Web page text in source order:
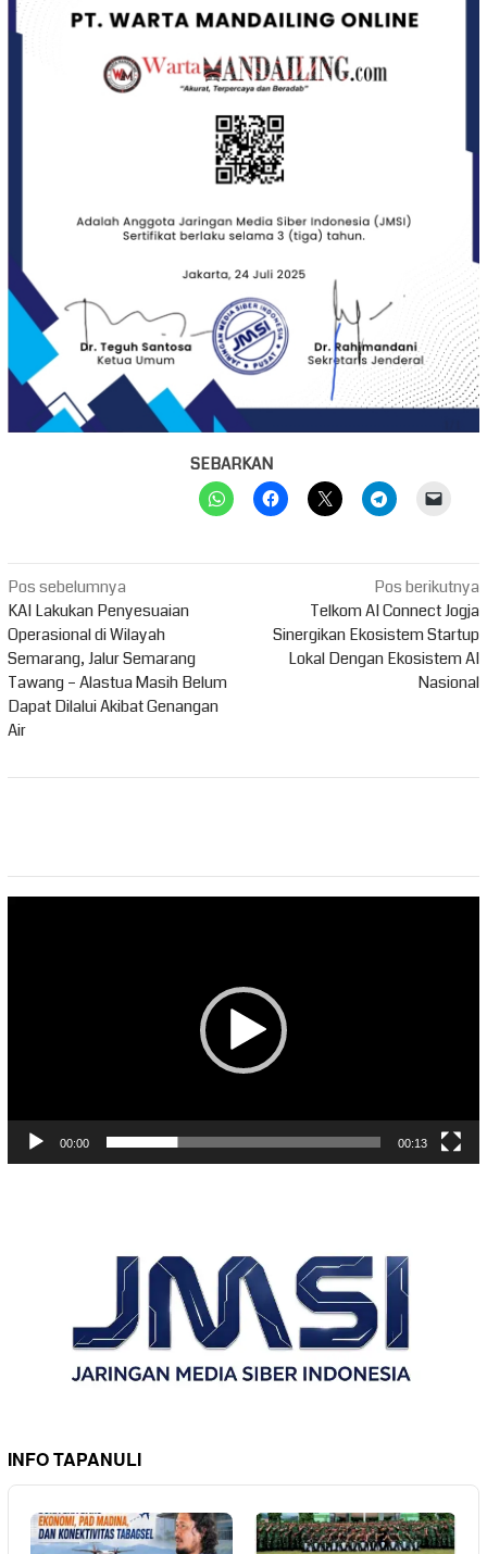
SEBARKAN
Navigasi
pos
Pos sebelumnya
KAI Lakukan Penyesuaian
Operasional di Wilayah
Semarang, Jalur Semarang
Tawang – Alastua Masih Belum
Dapat Dilalui Akibat Genangan
Air
Pos berikutnya
Telkom AI Connect Jogja
Sinergikan Ekosistem Startup
Lokal Dengan Ekosistem AI
Nasional
00:00 00:13
INFO TAPANULI